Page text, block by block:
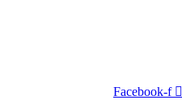
Facebook-f